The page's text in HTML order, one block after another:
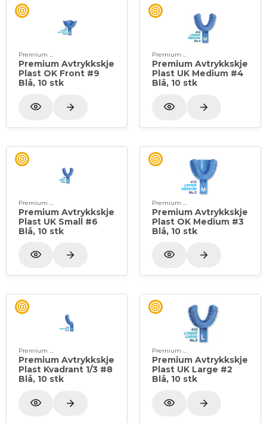
Premium Plus
Premium Avtrykkskje
Plast OK Front #9
Blå, 10 stk
Premium Plus
Premium Avtrykkskje
Plast UK Medium #4
Blå, 10 stk
Premium Avtrykkskje
Plast UK Small #6
Blå, 10 stk
Premium Avtrykkskje
Plast OK Medium #3
Blå, 10 stk
Premium Plus
Premium Avtrykkskje
Plast Kvadrant 1/3 #8
Blå, 10 stk
Premium Plus
Premium Avtrykkskje
Plast UK Large #2
Blå, 10 stk